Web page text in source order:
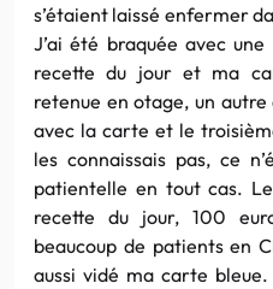
s’étaient laissé enfermer
J’ai été braquée avec
recette du jour et ma
retenue en otage, un
avec la carte et le
les connaissais pas, ce
patientelle en tout cas.
recette du jour, 100
beaucoup de patients en
aussi vidé ma carte